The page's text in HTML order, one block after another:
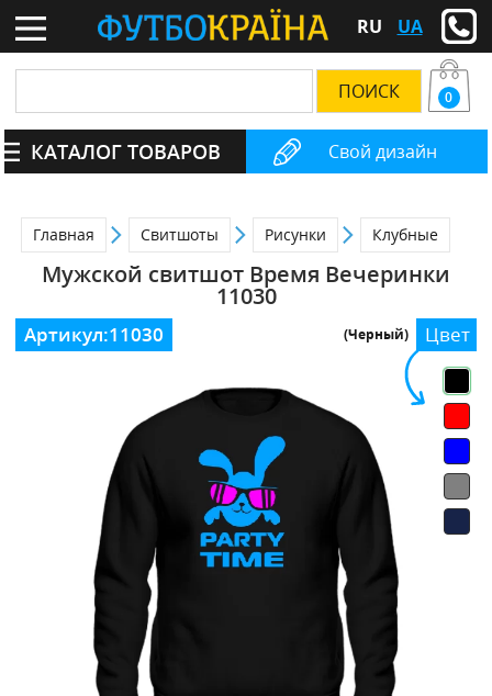
RU UA
Свой дизайн
0
КАТАЛОГ ТОВАРОВ
Главная Свитшоты Рисунки Клубные
Мужской свитшот Время Вечеринки
11030
Цвет
(Черный)
Артикул:11030